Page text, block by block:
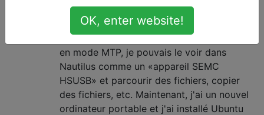
12.10
J'ai déjà utilisé Ubuntu 12.04. Lorsque je
connectais mon téléphone (Sony Xperia U)
en mode MTP, je pouvais le voir dans
Nautilus comme un «appareil SEMC
HSUSB» et parcourir des fichiers, copier
des fichiers, etc. Maintenant, j'ai un nouvel
ordinateur portable et j'ai installé Ubuntu
OK, enter website!